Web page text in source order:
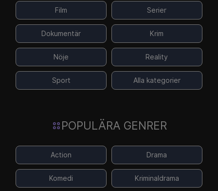
Film Serier
Dokumentär Krim
Nöje Reality
Sport Alla kategorier
POPULÄRA GENRER
Action Drama
Komedi Kriminaldrama